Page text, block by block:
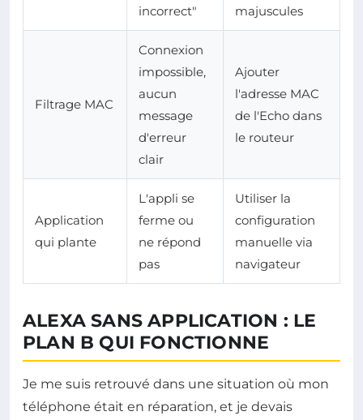
incorrect"
majuscules
Filtrage MAC
Connexion
impossible,
aucun
message
d'erreur
clair
Ajouter
l'adresse MAC
de l'Echo dans
le routeur
Application
qui plante
L'appli se
ferme ou
ne répond
pas
Utiliser la
configuration
manuelle via
navigateur
ALEXA SANS APPLICATION : LE
PLAN B QUI FONCTIONNE
Je me suis retrouvé dans une situation où mon
téléphone était en réparation, et je devais